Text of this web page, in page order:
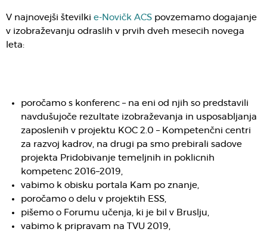
V najnovejši številki e-Novičk ACS povzemamo dogajanje
v izobraževanju odraslih v prvih dveh mesecih novega
leta:
poročamo s konferenc – na eni od njih so predstavili
navdušujoče rezultate izobraževanja in usposabljanja
zaposlenih v projektu KOC 2.0 – Kompetenčni centri
za razvoj kadrov, na drugi pa smo prebirali sadove
projekta Pridobivanje temeljnih in poklicnih
kompetenc 2016–2019,
vabimo k obisku portala Kam po znanje,
poročamo o delu v projektih ESS,
pišemo o Forumu učenja, ki je bil v Bruslju,
vabimo k pripravam na TVU 2019,